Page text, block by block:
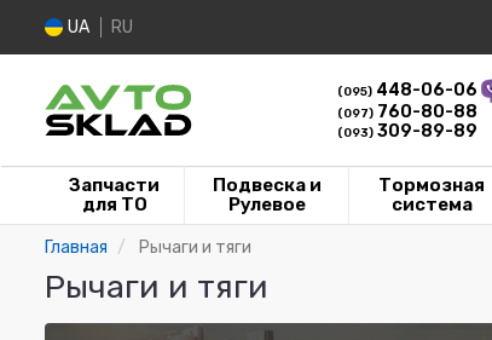
UA RU
(095) 448-06-06
(097) 760-80-88
(093) 309-89-89
Запчасти
для ТО
Подвеска и
Рулевое
Тормозная
система
Главная Рычаги и тяги
Рычаги и тяги